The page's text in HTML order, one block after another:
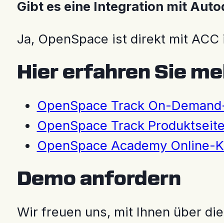
Gibt es eine Integration mit
Ja, OpenSpace ist direkt mit
Hier erfahren Sie
OpenSpace Track On-
OpenSpace Track
OpenSpace Academy Online-
Demo anfordern
Wir freuen uns, mit Ihnen über